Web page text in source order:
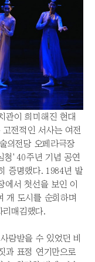
관이 희미해진 현대
전적인 서사는 여전
의전당 오페라극장
청' 40주년 기념 공연
증명했다. 1984년 발
서 첫선을 보인 이
개 도시를 순회하며
매김했다.
랑받을 수 있었던 비
과 표정 연기만으로